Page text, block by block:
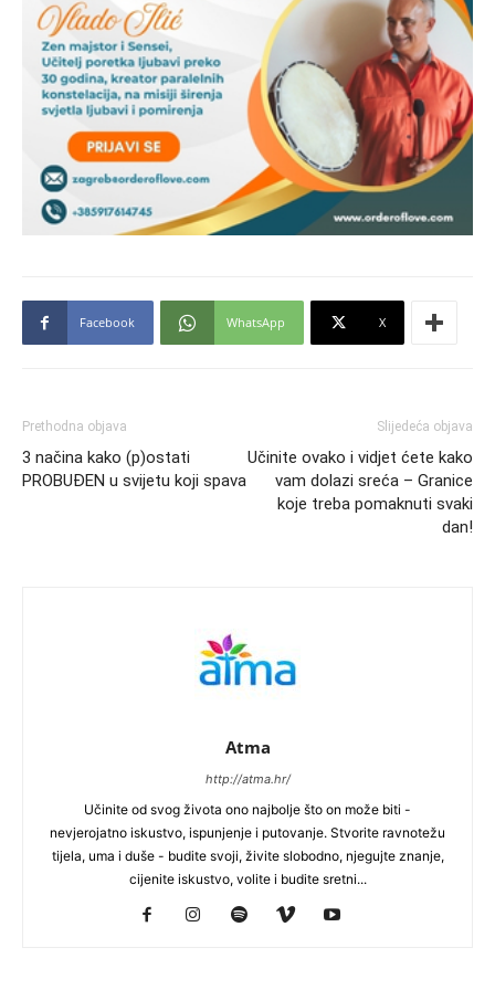
Facebook WhatsApp X
Prethodna objava
3 načina kako (p)ostati
PROBUĐEN u svijetu koji spava
Slijedeća objava
Učinite ovako i vidjet ćete kako
vam dolazi sreća – Granice
koje treba pomaknuti svaki
dan!
Atma
http://atma.hr/
Učinite od svog života ono najbolje što on može biti -
nevjerojatno iskustvo, ispunjenje i putovanje. Stvorite ravnotežu
tijela, uma i duše - budite svoji, živite slobodno, njegujte znanje,
cijenite iskustvo, volite i budite sretni...